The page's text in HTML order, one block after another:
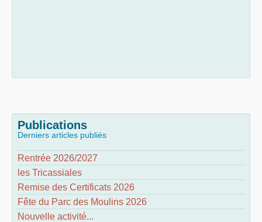
Publications
Derniers articles publiés
Rentrée 2026/2027
les Tricassiales
Remise des Certificats 2026
Fête du Parc des Moulins 2026
Nouvelle activité...